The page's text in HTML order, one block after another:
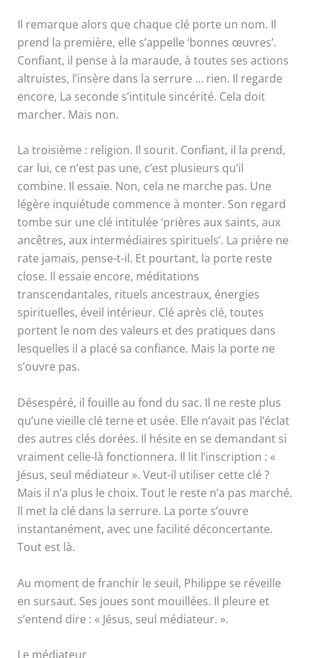
Il remarque alors que chaque clé porte un nom. Il
prend la première, elle s’appelle ‘bonnes œuvres’.
Confiant, il pense à la maraude, à toutes ses actions
altruistes, l’insère dans la serrure … rien. Il regarde
encore, La seconde s’intitule sincérité. Cela doit
marcher. Mais non.
La troisième : religion. Il sourit. Confiant, il la prend,
car lui, ce n’est pas une, c’est plusieurs qu’il
combine. Il essaie. Non, cela ne marche pas. Une
légère inquiétude commence à monter. Son regard
tombe sur une clé intitulée ‘prières aux saints, aux
ancêtres, aux intermédiaires spirituels’. La prière ne
rate jamais, pense-t-il. Et pourtant, la porte reste
close. Il essaie encore, méditations
transcendantales, rituels ancestraux, énergies
spirituelles, éveil intérieur. Clé après clé, toutes
portent le nom des valeurs et des pratiques dans
lesquelles il a placé sa confiance. Mais la porte ne
s’ouvre pas.
Désespéré, il fouille au fond du sac. Il ne reste plus
qu’une vieille clé terne et usée. Elle n’avait pas l’éclat
des autres clés dorées. Il hésite en se demandant si
vraiment celle-là fonctionnera. Il lit l’inscription : «
Jésus, seul médiateur ». Veut-il utiliser cette clé ?
Mais il n’a plus le choix. Tout le reste n’a pas marché.
Il met la clé dans la serrure. La porte s’ouvre
instantanément, avec une facilité déconcertante.
Tout est là.
Au moment de franchir le seuil, Philippe se réveille
en sursaut. Ses joues sont mouillées. Il pleure et
s’entend dire : « Jésus, seul médiateur. ».
Le médiateur